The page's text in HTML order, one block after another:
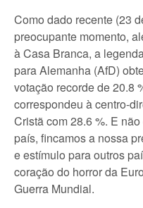
Como dado recente (23
preocupante momento,
à Casa Branca, a
para Alemanha (AfD)
votação recorde de 20.8
correspondeu à centro-
Cristã com 28.6 %. E
país, fincamos a nossa
e estímulo para outros
coração do horror da
Guerra Mundial.